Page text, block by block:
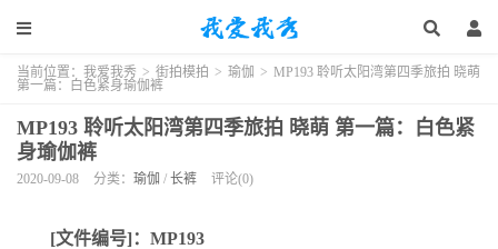
当前位置： 我爱我秀 > 街拍模拍 > 瑜伽 > MP193 聆听太阳湾第四季旅拍 晓萌
第一篇：白色紧身瑜伽裤
MP193 聆听太阳湾第四季旅拍 晓萌 第一篇：白色紧
身瑜伽裤
2020-09-08 分类： 瑜伽 / 长裤 评论(0)
[文件编号]：MP193